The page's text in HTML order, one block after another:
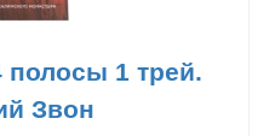
полосы 1 трей.
Звон